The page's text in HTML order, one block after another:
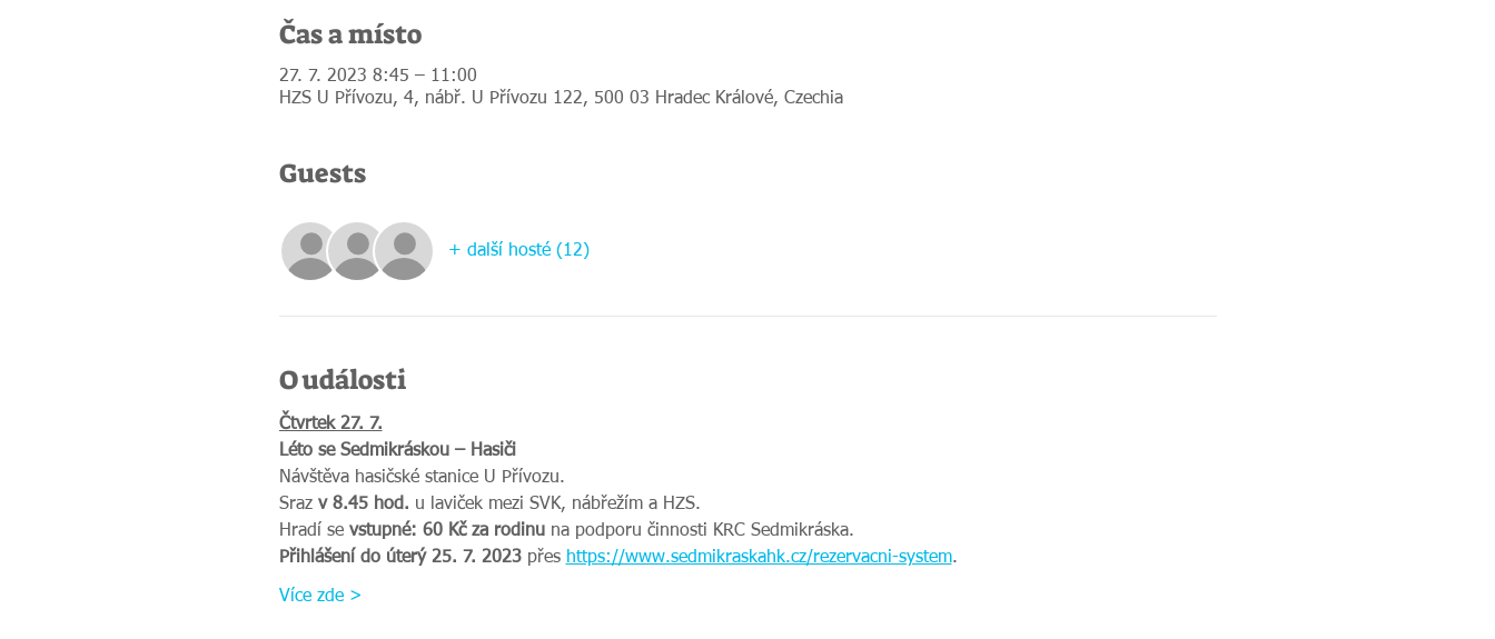
Čas a místo
27. 7. 2023 8:45 – 11:00
HZS U Přívozu, 4, nábř. U Přívozu 122, 500 03 Hradec Králové, Czechia
Guests
+ další hosté (12)
O události
Čtvrtek 27. 7.
Léto se Sedmikráskou – Hasiči
Návštěva hasičské stanice U Přívozu.
Sraz v 8.45 hod. u laviček mezi SVK, nábřežím a HZS.
Hradí se vstupné: 60 Kč za rodinu na podporu činnosti KRC Sedmikráska.
Přihlášení do úterý 25. 7. 2023 přes https://www.sedmikraskahk.cz/rezervacni-system.
Více zde >